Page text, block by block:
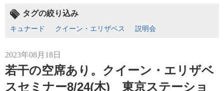
タグの絞り込み
キュナード クイーン・エリザベス 説明会
2023年08月18日
若干の空席あり。クイーン・エリザベ
スセミナー8/24(木) 東京ステーショ
2026年08月06日
バイキング・エデンに乗船してきました！(2)